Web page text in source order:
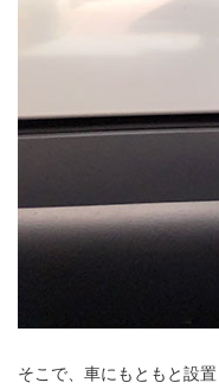
そこで、車にもともと設